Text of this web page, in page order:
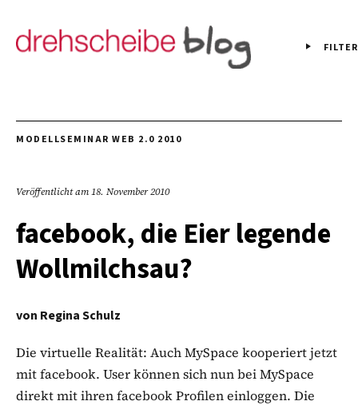
FILTER
MODELLSEMINAR WEB 2.0 2010
Veröffentlicht am18. November 2010
facebook, die Eier legende
Wollmilchsau?
von Regina Schulz
Die virtuelle Realität: Auch MySpace kooperiert jetzt
mit facebook. User können sich nun bei MySpace
direkt mit ihren facebook Profilen einloggen. Die